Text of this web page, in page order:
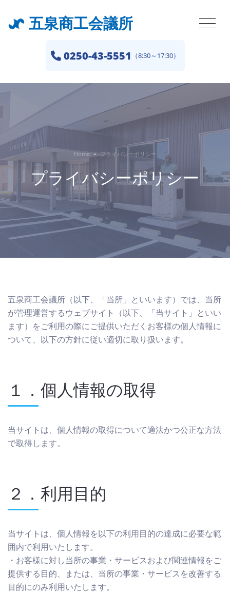
五泉商工会議所
0250-43-5551 （8:30～17:30）
Home プライバシーポリシー
プライバシーポリシー
五泉商工会議所（以下、「当所」といいます）では、当所
が管理運営するウェブサイト（以下、「当サイト」といい
ます）をご利用の際にご提供いただくお客様の個人情報に
ついて、以下の方針に従い適切に取り扱います。
１．個人情報の取得
当サイトは、個人情報の取得について適法かつ公正な方法
で取得します。
２．利用目的
当サイトは、個人情報を以下の利用目的の達成に必要な範
囲内で利用いたします。
・お客様に対し当所の事業・サービスおよび関連情報をご
提供する目的、または、当所の事業・サービスを改善する
目的にのみ利用いたします。